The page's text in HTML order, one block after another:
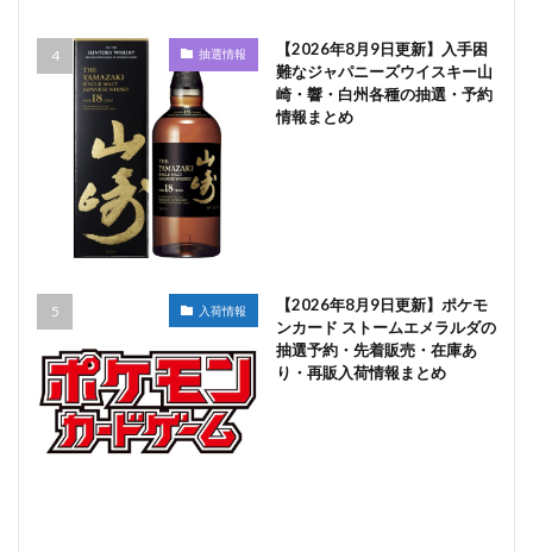
抽選情報
【2026年8月9日更新】入手困
難なジャパニーズウイスキー山
崎・響・白州各種の抽選・予約
情報まとめ
入荷情報
【2026年8月9日更新】ポケモ
ンカード ストームエメラルダの
抽選予約・先着販売・在庫あ
り・再販入荷情報まとめ